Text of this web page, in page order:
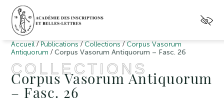
Accueil / Publications / Collections / Corpus Vasorum
Antiquorum /Corpus Vasorum Antiquorum – Fasc. 26
COLLECTIONS
Corpus Vasorum Antiquorum
– Fasc. 26